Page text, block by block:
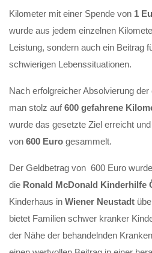
Kilometer mit einer Spende von 1
wurde aus jedem einzelnen
Leistung, sondern auch ein Beitrag
schwierigen Lebenssituationen.
Nach erfolgreicher Absolvierung
man stolz auf600 gefahrene
wurde das gesetzte Ziel erreicht
von 600 Euro gesammelt.
Der Geldbetrag von 600 Euro
die Ronald McDonald Kinderhilfe
Kinderhaus in Wiener Neustadt
bietet Familien schwer kranker
der Nähe der behandelnden